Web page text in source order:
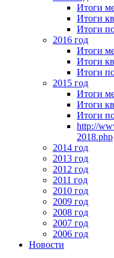
Итоги
Итоги
Итоги
2016 год
Итоги
Итоги
Итоги
2015 год
Итоги
Итоги
Итоги
http://
2018.php
2014 год
2013 год
2012 год
2011 год
2010 год
2009 год
2008 год
2007 год
2006 год
Новости